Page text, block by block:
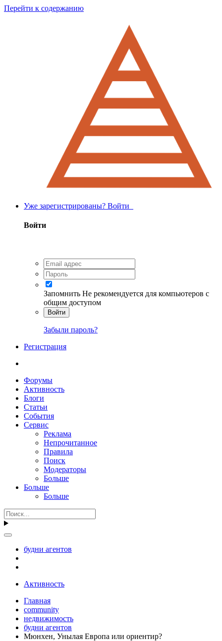
Перейти к содержанию
Уже зарегистрированы? Войти
Войти
Запомнить Не рекомендуется для компьютеров с
общим доступом
Войти
Забыли пароль?
Регистрация
Форумы
Активность
Блоги
Статьи
События
Сервис
Реклама
Непрочитанное
Правила
Поиск
Модераторы
Больше
Больше
Больше
будни агентов
Активность
Главная
community
недвижимость
будни агентов
Мюнхен, Унылая Европа или ориентир?